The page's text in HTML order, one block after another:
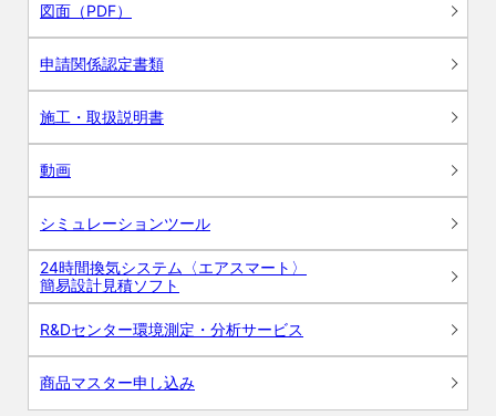
図面（PDF）
申請関係認定書類
施工・取扱説明書
動画
シミュレーションツール
24時間換気システム〈エアスマート〉
簡易設計見積ソフト
R&Dセンター環境測定・分析サービス
商品マスター申し込み